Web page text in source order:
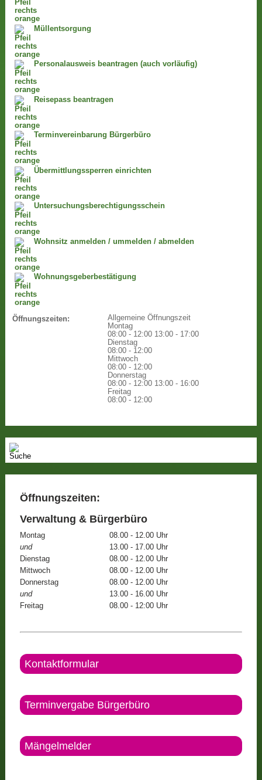
Müllentsorgung
Personalausweis beantragen (auch vorläufig)
Reisepass beantragen
Terminvereinbarung Bürgerbüro
Übermittlungssperren einrichten
Untersuchungsberechtigungsschein
Wohnsitz anmelden / ummelden / abmelden
Wohnungsgeberbestätigung
Öffnungszeiten:
Allgemeine Öffnungszeit
Montag
08:00 - 12:00 13:00 - 17:00
Dienstag
08:00 - 12:00
Mittwoch
08:00 - 12:00
Donnerstag
08:00 - 12:00 13:00 - 16:00
Freitag
08:00 - 12:00
Öffnungszeiten:
Verwaltung & Bürgerbüro
Montag
08.00 - 12.00 Uhr
und
13.00 - 17.00 Uhr
Dienstag
08.00 - 12.00 Uhr
Mittwoch
08.00 - 12.00 Uhr
Donnerstag
08.00 - 12.00 Uhr
und
13.00 - 16.00 Uhr
Freitag
08.00 - 12:00 Uhr
Kontaktformular
Terminvergabe Bürgerbüro
Mängelmelder